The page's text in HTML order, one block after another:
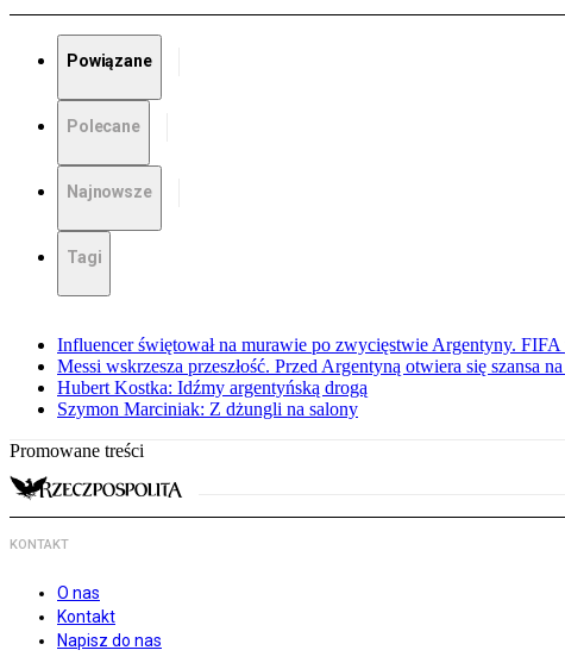
Powiązane
Polecane
Najnowsze
Tagi
Influencer świętował na murawie po zwycięstwie Argentyny.
Messi wskrzesza przeszłość. Przed Argentyną otwiera się szansa
Hubert Kostka: Idźmy argentyńską drogą
Szymon Marciniak: Z dżungli na salony
Promowane treści
KONTAKT
O nas
Kontakt
Napisz do nas